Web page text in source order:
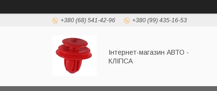
+380 (68) 541-42-96 +380 (99) 435-16-53
Інтернет-магазин АВТО -
КЛІПСА